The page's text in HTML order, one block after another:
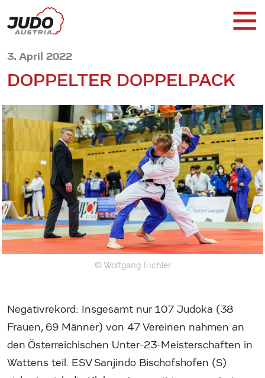
3. April 2022
DOPPELTER DOPPELPACK
© Wolfgang Eichler
Negativrekord: Insgesamt nur 107 Judoka (38
Frauen, 69 Männer) von 47 Vereinen nahmen an
den Österreichischen Unter-23-Meisterschaften in
Wattens teil. ESV Sanjindo Bischofshofen (S)